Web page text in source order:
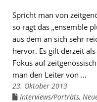
Spricht man von
so ragt das „ensemble
aus dem an sich sehr
hervor. Es gilt derzeit
Fokus auf
man den Leiter von …
23. Oktober 2013
Links
Interviews/Porträts,